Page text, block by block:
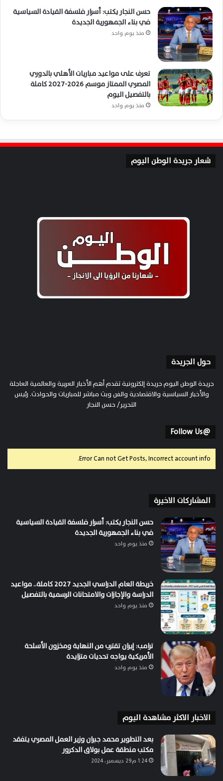
حسن النجار يكتب: أسرار فلسفة القيادة السياسية
في بناء الجمهورية الجديدة
منذ يوم واحد
تعرف على مواعيد مباريات الأهلي بالدوري
المصري الممتاز موسم 2026-2027 كاملة
بالتفصيل اليوم
منذ يوم واحد
شعار جريدة الوطن اليوم
حول الجريدة
جريدة الوطن اليوم جريدة إلكترونية تقدم أهم الأخبار العربية والعالمية العاجلة
والأخبار السياسية والاقتصادية والفن وبث مباشر للمباريات والحوادث. رئيس
التحرير/ حسن النجار
@Follow Us
Error Can not Get Posts, Incorrect account info.
المشاركات الاخيرة
حسن النجار يكتب: أسرار فلسفة القيادة السياسية
في بناء الجمهورية الجديدة
منذ يوم واحد
خريطة العام الدراسي الجديد 2027 كاملة.. مواعيد
الدراسة والإجازات والامتحانات الرسمية بالتفصيل
منذ يوم واحد
ترامب: إيران تقترب من النهاية ومخزون الأسلحة
الأمريكية يواجه تحديات متزايدة
منذ يوم واحد
الاخبار الاكثر مشاهدة اليوم
بعد التطوير محمد جبران وزير العمل المصري يتفقد
مكتب منطقة عمل بولاق الدكرور
1:24 م29 ديسمبر، 2024